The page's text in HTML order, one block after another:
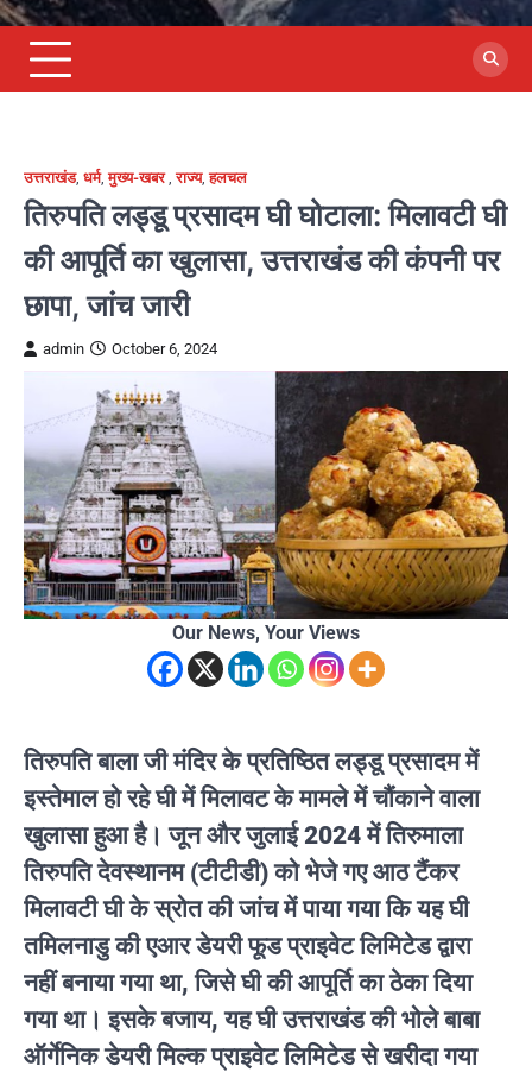
उत्तराखंड, धर्म,मुख्य-खबर,राज्य,हलचल
तिरुपति लड्डू प्रसादम घी घोटाला: मिलावटी घी
की आपूर्ति का खुलासा, उत्तराखंड की कंपनी पर
छापा, जांच जारी
admin October 6, 2024
Our News, Your Views
तिरुपति बाला जी मंदिर के प्रतिष्ठित लड्डू प्रसादम में
इस्तेमाल हो रहे घी में मिलावट के मामले में चौंकाने वाला
खुलासा हुआ है। जून और जुलाई 2024 में तिरुमाला
तिरुपति देवस्थानम (टीटीडी) को भेजे गए आठ टैंकर
मिलावटी घी के स्रोत की जांच में पाया गया कि यह घी
तमिलनाडु की एआर डेयरी फूड प्राइवेट लिमिटेड द्वारा
नहीं बनाया गया था, जिसे घी की आपूर्ति का ठेका दिया
गया था। इसके बजाय, यह घी उत्तराखंड की भोले बाबा
ऑर्गेनिक डेयरी मिल्क प्राइवेट लिमिटेड से खरीदा गया